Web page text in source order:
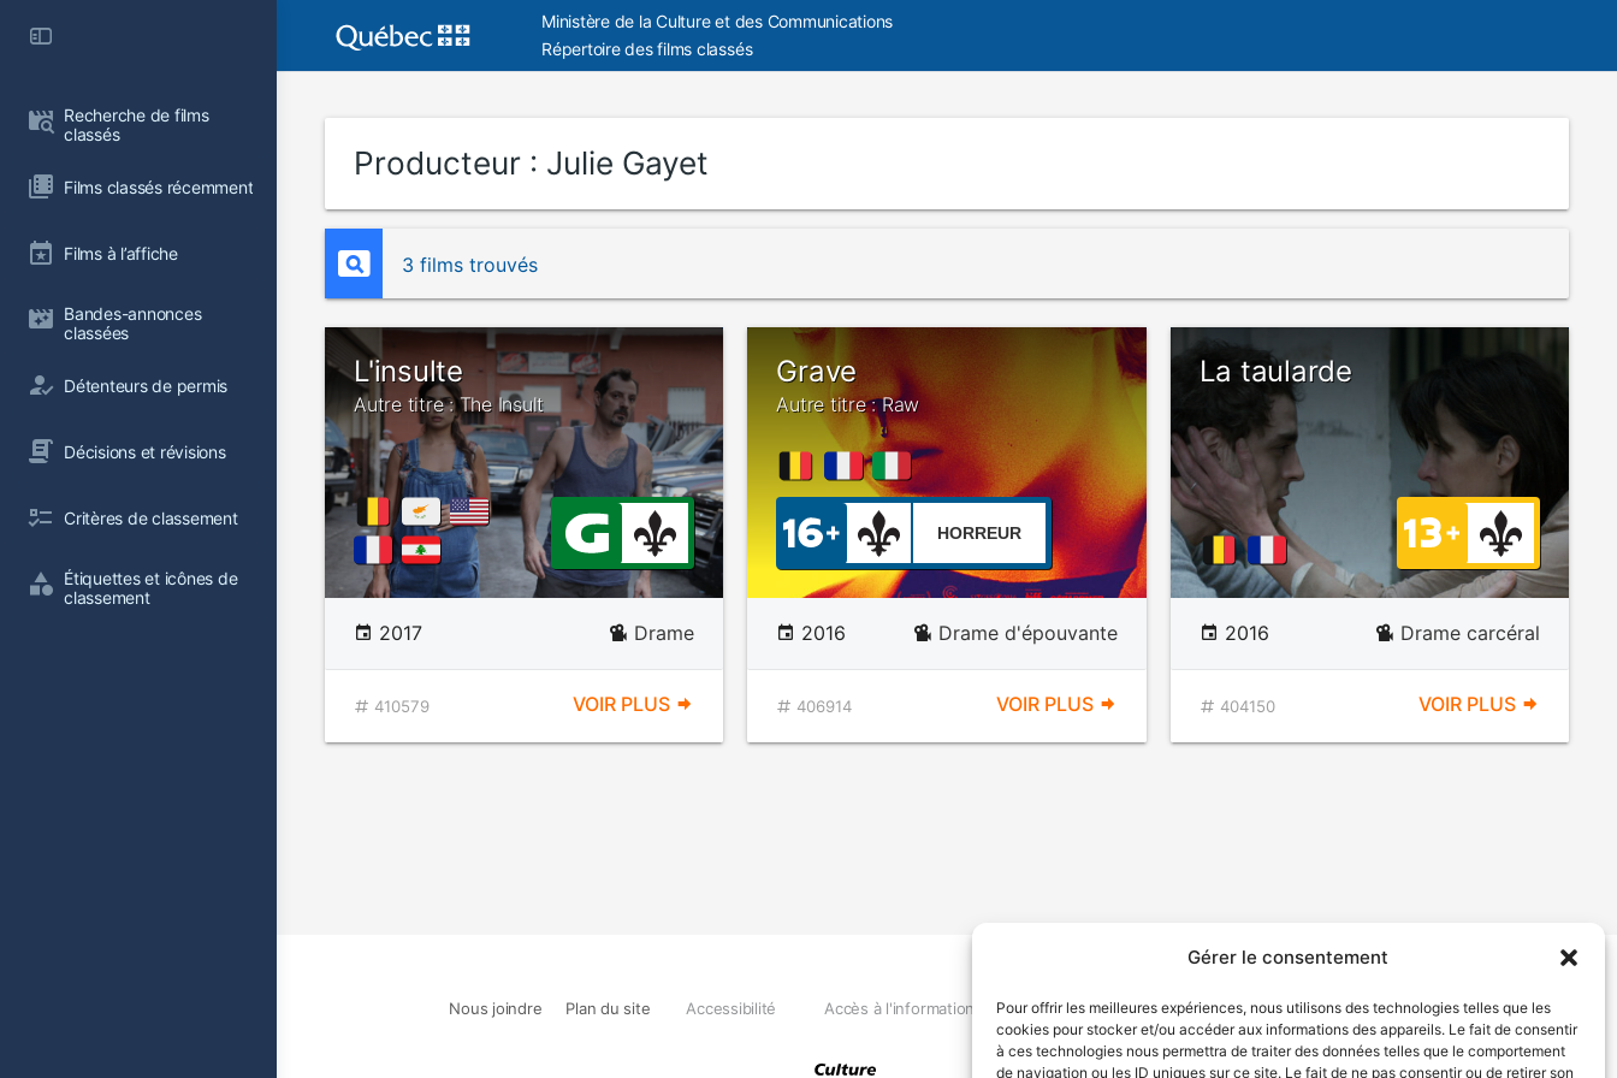
Gérer le consentement
Pour offrir les meilleures expériences, nous utilisons des technologies telles que les
cookies pour stocker et/ou accéder aux informations des appareils. Le fait de consentir
à ces technologies nous permettra de traiter des données telles que le comportement
de navigation ou les ID uniques sur ce site. Le fait de ne pas consentir ou de retirer son
Recherche de films
classés
Films classés récemment
Films à l’affiche
Bandes-annonces
classées
Détenteurs de permis
Décisions et révisions
Critères de classement
Étiquettes et icônes de
classement
Ministère de la Culture et des Communications
Répertoire des films classés
Producteur : Julie Gayet
3 films trouvés
L'insulte
Autre titre : The Insult
2017 Drame
410579 VOIR PLUS
Grave
Autre titre : Raw
HORREUR
2016 Drame d'épouvante
406914 VOIR PLUS
La taularde
2016 Drame carcéral
404150 VOIR PLUS
Nous joindre Plan du site Accessibilité Accès à l'information Déclaration de services Politique de confidentialité